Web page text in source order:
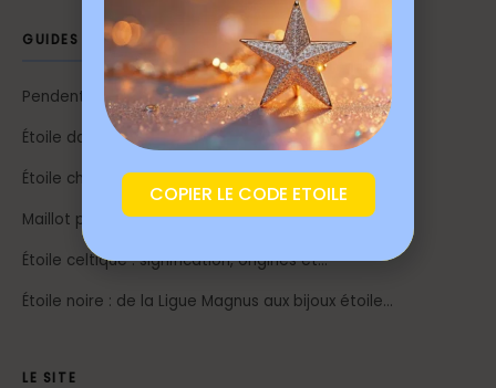
GUIDES & RESSOURCES
Pendentif étoile polaire : comment bien choisir le…
Étoile dans le ciel : signification, symbolique et…
Étoile chrétienne signification : Bethléem, Marie…
Maillot paris étoile : l’art du bijou étoile…
Étoile celtique : signification, origines et…
Étoile noire : de la Ligue Magnus aux bijoux étoile…
LE SITE
COPIER LE CODE ETOILE